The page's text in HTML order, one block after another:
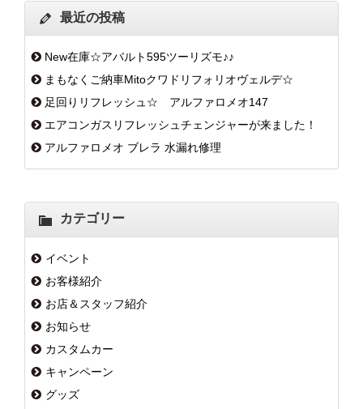
最近の投稿
New在庫☆アバルト595ツーリズモ♪♪
まもなくご納車Mitoクワドリフォリオヴェルデ☆
足回りリフレッシュ☆ アルファロメオ147
エアコンガスリフレッシュチェンジャーが来ました！
アルファロメオ ブレラ 水漏れ修理
カテゴリー
イベント
お客様紹介
お店＆スタッフ紹介
お知らせ
カスタムカー
キャンペーン
グッズ